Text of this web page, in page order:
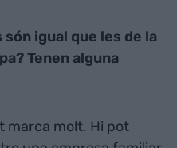
igual que les de la
Tenen alguna
marca molt. Hi pot